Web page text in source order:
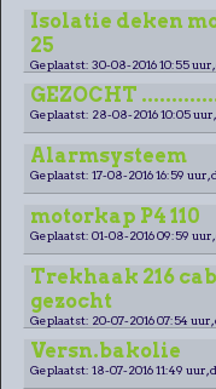
Isolatie deken
25
Geplaatst: 30-08-2016 10:55 uur,
GEZOCHT
Geplaatst: 28-08-2016 10:05 uur,
Alarmsysteem
Geplaatst: 17-08-2016 16:59 uur,
motorkap P4 110
Geplaatst: 01-08-2016 09:59 uur,
Trekhaak 216
gezocht
Geplaatst: 20-07-2016 07:54 uur,
Versn.bakolie
Geplaatst: 18-07-2016 11:49 uur,